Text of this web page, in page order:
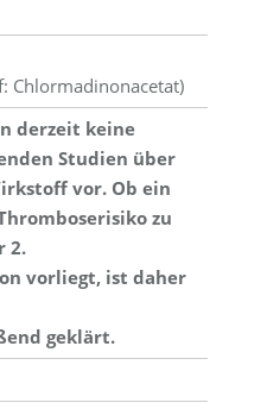
Chlormadinonacetat)
derzeit keine
Studien über
vor. Ob ein
zu
2.
vorliegt, ist daher
geklärt.